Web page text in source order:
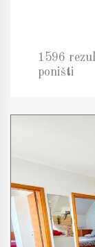
1596
poništi